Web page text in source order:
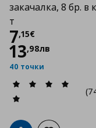
закачалка, 8 бр. в
т
7,15€
Цена
13,98лв
40 точки